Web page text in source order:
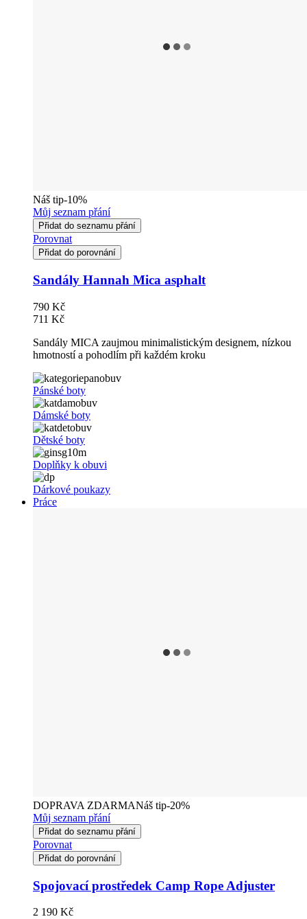
Náš tip-10%
Můj seznam přání
Přidat do seznamu přání
Porovnat
Přidat do porovnání
Sandály Hannah Mica asphalt
790 Kč
711 Kč
Sandály MICA zaujmou minimalistickým designem, nízkou
hmotností a pohodlím při každém kroku
Pánské boty
Dámské boty
Dětské boty
Doplňky k obuvi
Dárkové poukazy
Práce
DOPRAVA ZDARMANáš tip-20%
Můj seznam přání
Přidat do seznamu přání
Porovnat
Přidat do porovnání
Spojovací prostředek Camp Rope Adjuster
2 190 Kč